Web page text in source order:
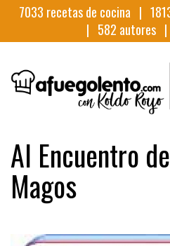
7033 recetas de cocina |
| 582 autores |
Al Encuentro
Magos